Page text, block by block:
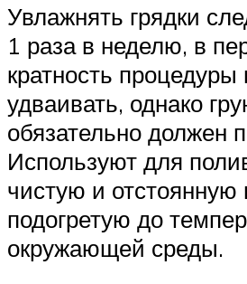
Увлажнять грядки
1 раза в неделю, в
кратность
удваивать, однако
обязательно должен
Используют для
чистую и отстоянную
подогретую до
окружающей среды.